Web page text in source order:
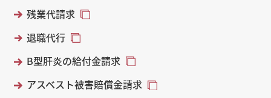
残業代請求
退職代行
B型肝炎の給付金請求
アスベスト被害賠償金請求